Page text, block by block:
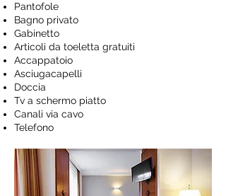
Pantofole
Bagno privato
Gabinetto
Articoli da toeletta gratuiti
Accappatoio
Asciugacapelli
Doccia
Tv a schermo piatto
Canali via cavo
Telefono